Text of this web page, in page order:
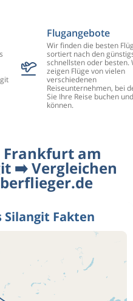
Flugangebote
Wir finden die besten
sortiert nach den
schnellsten oder besten.
zeigen Flüge von vielen
verschiedenen
Reiseunternehmen, bei
Sie Ihre Reise buchen
können.
Frankfurt am
➡️ Vergleichen
Fakten